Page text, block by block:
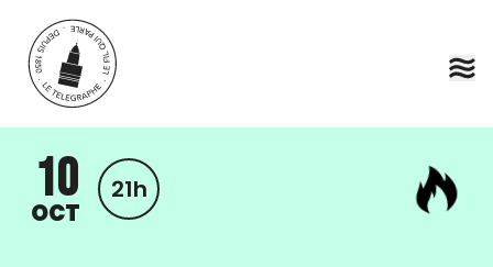
Aller au contenu principal
10
OCT
21h